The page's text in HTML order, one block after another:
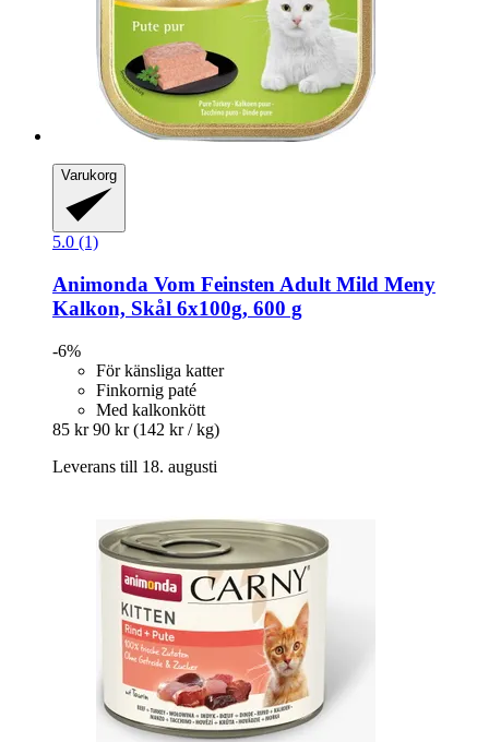
Varukorg
5.0 (1)
Animonda Vom Feinsten Adult Mild Meny
Kalkon, Skål 6x100g, 600 g
-6%
För känsliga katter
Finkornig paté
Med kalkonkött
85 kr 90 kr (142 kr / kg)
Leverans till 18. augusti